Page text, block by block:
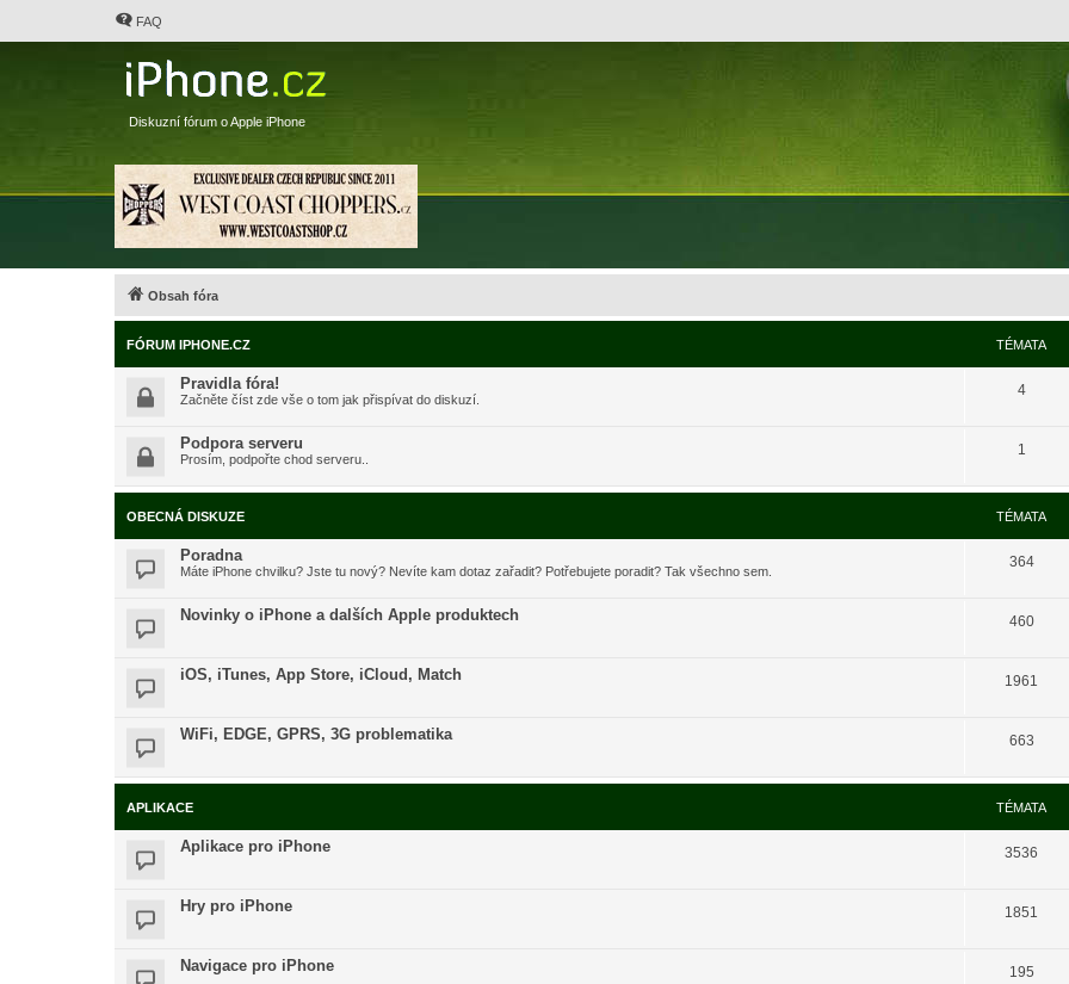
FAQ
Diskuzní fórum o Apple iPhone
Obsah fóra
FÓRUM IPHONE.CZ TÉMATA
Pravidla fóra!
Začněte číst zde vše o tom jak přispívat do diskuzí.
4
Podpora serveru
Prosím, podpořte chod serveru..
1
OBECNÁ DISKUZE TÉMATA
Poradna
Máte iPhone chvilku? Jste tu nový? Nevíte kam dotaz zařadit? Potřebujete poradit? Tak všechno sem.
364
Novinky o iPhone a dalších Apple produktech 460
iOS, iTunes, App Store, iCloud, Match 1961
WiFi, EDGE, GPRS, 3G problematika 663
APLIKACE TÉMATA
Aplikace pro iPhone 3536
Hry pro iPhone 1851
Navigace pro iPhone 195